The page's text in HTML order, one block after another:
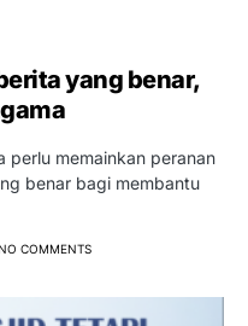
yang benar,
perlu memainkan peranan
benar bagi membantu
COMMENTS